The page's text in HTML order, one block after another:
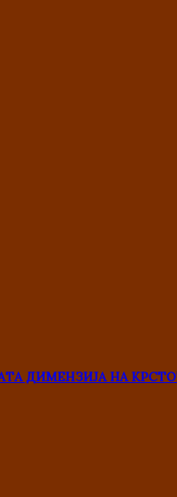
ДИМЕНЗИЈА НА